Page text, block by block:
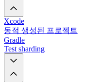
Xcode
동적 생성된 프로젝트
Gradle
Test sharding